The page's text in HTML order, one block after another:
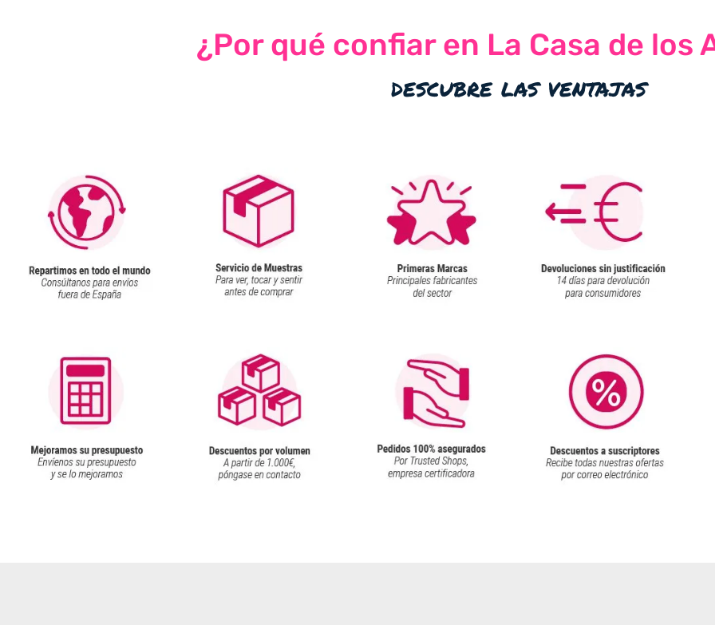
¿Por qué confiar en La Casa de los
descubre las ventajas